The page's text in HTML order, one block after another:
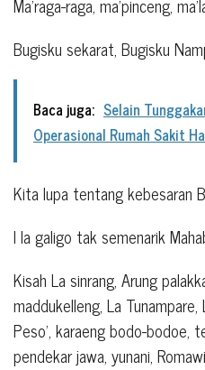
Bugisku sekarat, Bugisku
Baca juga: Selain
Operasional Rumah Sakit
Kita lupa tentang kebesaran
I la galigo tak semenarik
Kisah La sinrang, Arung
maddukelleng, La
Peso’, karaeng bodo-bodoe,
pendekar jawa, yunani,